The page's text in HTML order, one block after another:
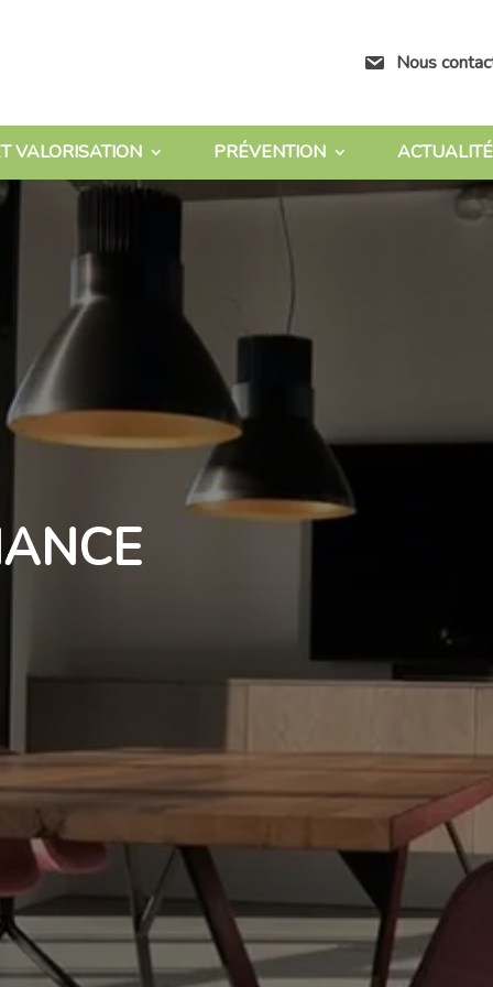
Nous
VALORISATION PRÉVENTION